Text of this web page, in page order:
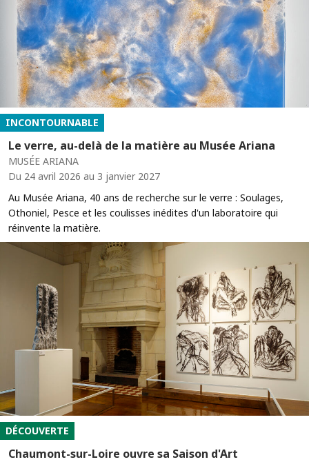
INCONTOURNABLE
Le verre, au-delà de la matière au Musée Ariana
MUSÉE ARIANA
Du 24 avril 2026 au 3 janvier 2027
Au Musée Ariana, 40 ans de recherche sur le verre : Soulages,
Othoniel, Pesce et les coulisses inédites d'un laboratoire qui
réinvente la matière.
DÉCOUVERTE
Chaumont-sur-Loire ouvre sa Saison d'Art